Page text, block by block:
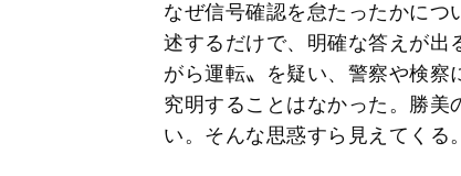
なぜ信号確認を怠たったかに
述するだけで、明確な答えが出
がら運転〟を疑い、警察や検察
究明することはなかった。勝美
い。そんな思惑すら見えてくる。